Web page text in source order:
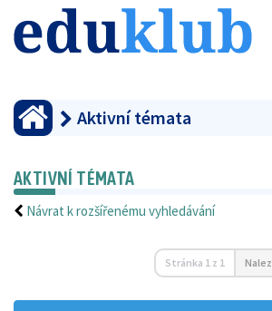
Aktivní témata
AKTIVNÍ TÉMATA
Návrat k rozšířenému vyhledávání
Stránka 1 z 1